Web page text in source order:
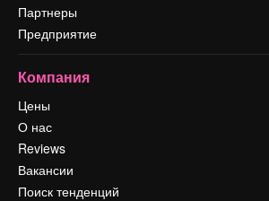
Партнеры
Предприятие
Компания
Цены
О нас
Reviews
Вакансии
Поиск тенденций